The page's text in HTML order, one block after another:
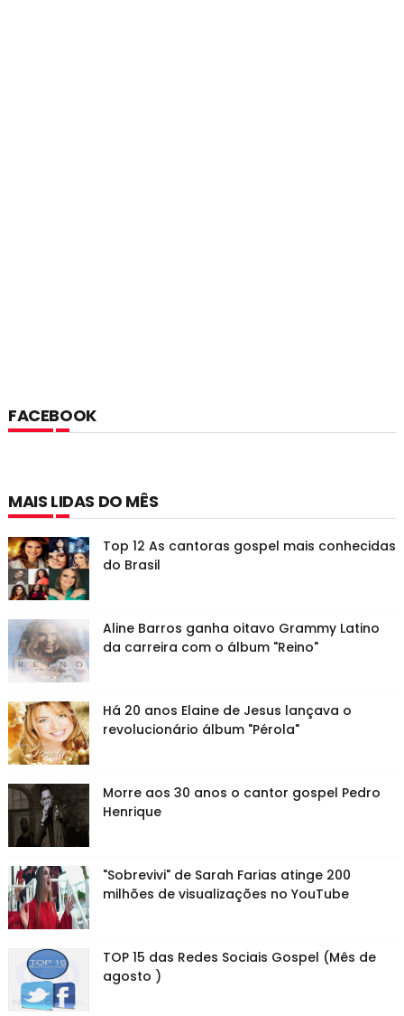
FACEBOOK
MAIS LIDAS DO MÊS
Top 12 As cantoras gospel mais conhecidas
do Brasil
Aline Barros ganha oitavo Grammy Latino
da carreira com o álbum "Reino"
Há 20 anos Elaine de Jesus lançava o
revolucionário álbum "Pérola"
Morre aos 30 anos o cantor gospel Pedro
Henrique
"Sobrevivi" de Sarah Farias atinge 200
milhões de visualizações no YouTube
TOP 15 das Redes Sociais Gospel (Mês de
agosto )